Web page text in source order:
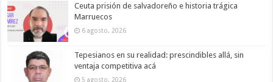
Ceuta prisión de salvadoreño e historia trágica
Marruecos
6 agosto, 2026
Tepesianos en su realidad: prescindibles allá, sin
ventaja competitiva acá
5 agosto, 2026